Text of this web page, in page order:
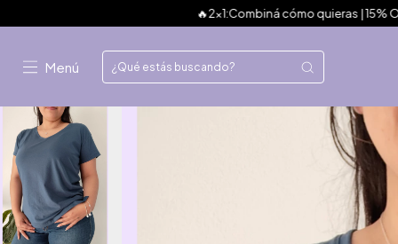
🔥2x1:Combiná cómo quieras | 15% OFF con
Menú